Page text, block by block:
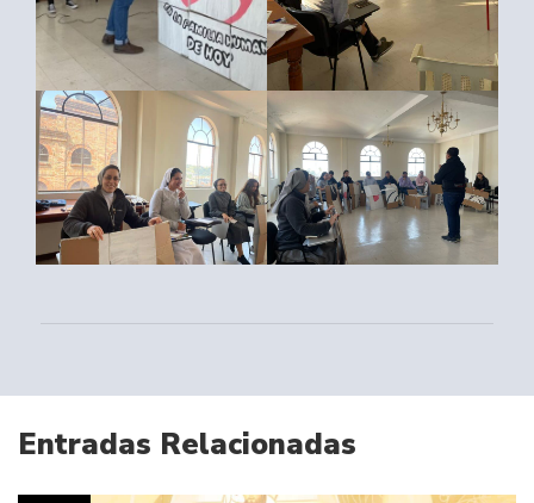
Entradas Relacionadas